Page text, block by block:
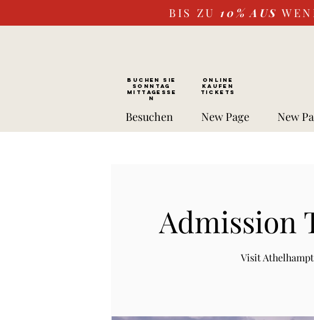
BIS ZU 10% AUS
BUCHEN SIE
SONNTAG
Mittagesse
n
ONLINE
kaufen
Tickets
Besuchen New Page New
Admission
Visit